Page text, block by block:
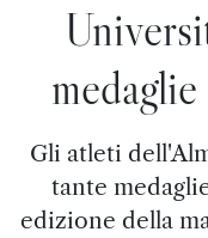
Gli atleti
tante
edizione della